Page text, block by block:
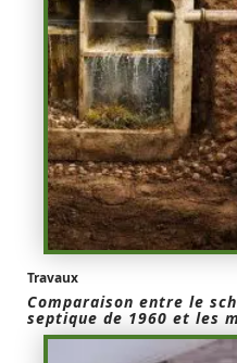
Travaux
Comparaison entre le
septique de 1960 et les